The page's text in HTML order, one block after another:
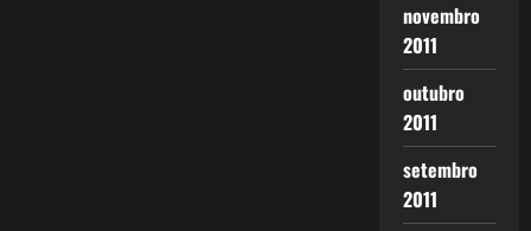
novembro
2011
outubro
2011
setembro
2011